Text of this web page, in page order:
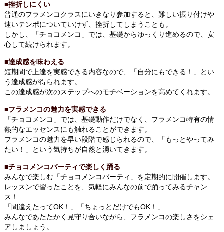
■挫折しにくい
普通のフラメンコクラスにいきなり参加すると、難しい振り付けや
速いテンポについていけず、挫折してしまうことも。
しかし、「チョコメンコ」では、基礎からゆっくり進めるので、安
心して続けられます。
■達成感を味わえる
短期間で上達を実感できる内容なので、「自分にもできる！」とい
う達成感が得られます。
この達成感が次のステップへのモチベーションを高めてくれます。
■フラメンコの魅力を実感できる
「チョコメンコ」では、基礎動作だけでなく、フラメンコ特有の情
熱的なエッセンスにも触れることができます。
フラメンコの魅力を早い段階で感じられるので、「もっとやってみ
たい！」という気持ちが自然と湧いてきます。
■チョコメンコパーティで楽しく踊る
みんなで楽しむ「チョコメンコパーティ」を定期的に開催します。
レッスンで習ったことを、気軽にみんなの前で踊ってみるチャン
ス！
「間違えたってOK！」「ちょっとだけでもOK！」
みんなであたたかく見守り合いながら、フラメンコの楽しさをシェ
アしましょう。